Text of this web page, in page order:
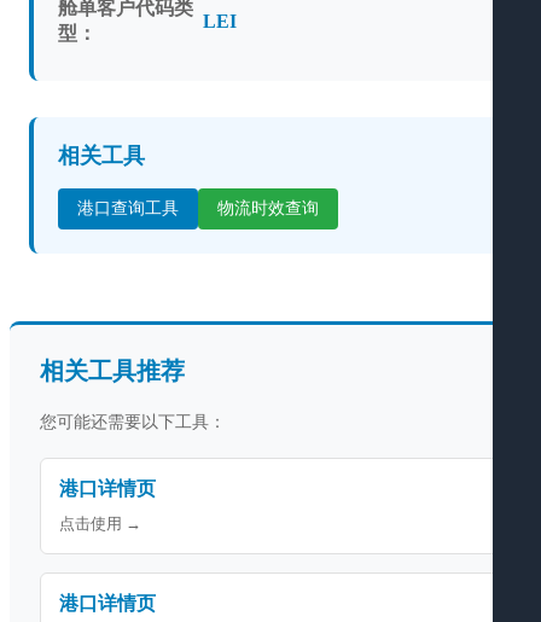
舱单客户代码类
型：
LEI
相关工具
港口查询工具 物流时效查询
相关工具推荐
您可能还需要以下工具：
港口详情页
点击使用 →
港口详情页